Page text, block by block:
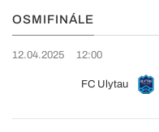
OSMIFINÁLE
12.04.2025 12:00
FC Ulytau